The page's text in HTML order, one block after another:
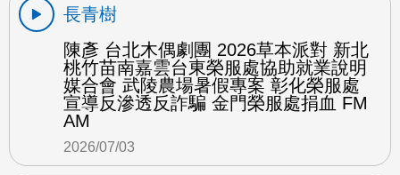
長青樹
陳彥 台北木偶劇團 2026草本派對 新北
桃竹苗南嘉雲台東榮服處協助就業說明
媒合會 武陵農場暑假專案 彰化榮服處
宣導反滲透反詐騙 金門榮服處捐血 FM
AM
2026/07/03